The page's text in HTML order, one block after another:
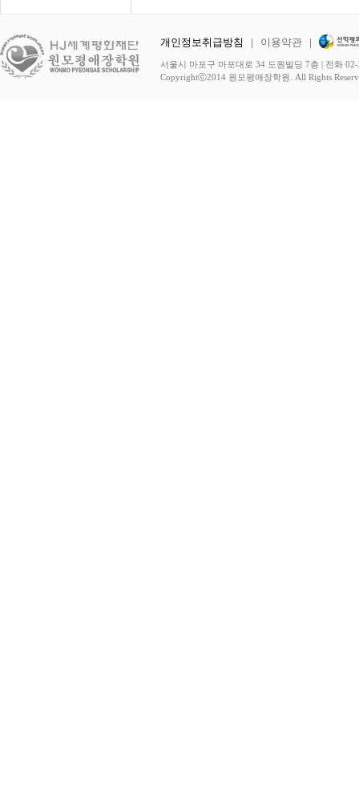
개인정보취급방침 | 이용약관 |
서울시 마포구 마포대로 34 도원빌딩 7층 | 전화
Copyrightⓒ2014 원모평애장학원. All Rights